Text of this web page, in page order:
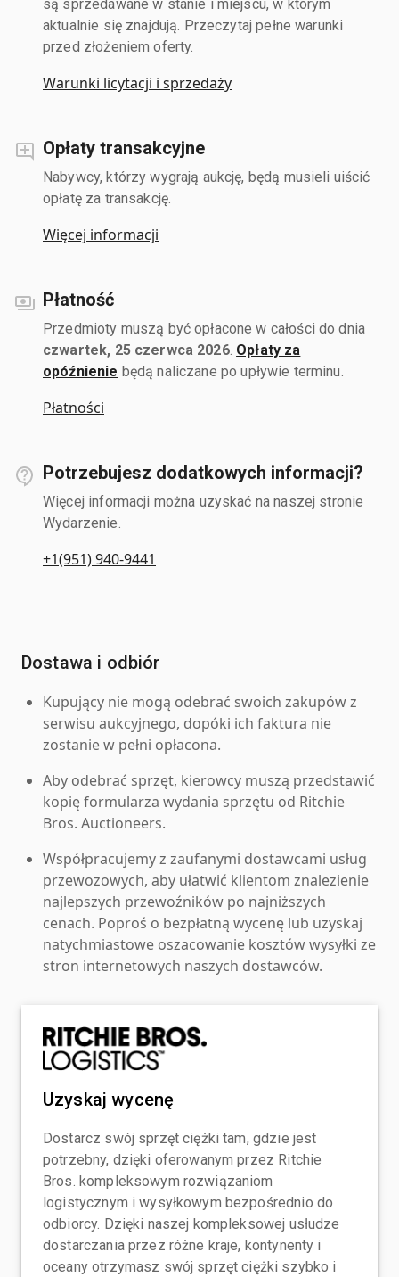
są sprzedawane w stanie i miejscu, w którym
aktualnie się znajdują. Przeczytaj pełne warunki
przed złożeniem oferty.
Warunki licytacji i sprzedaży
Opłaty transakcyjne
Nabywcy, którzy wygrają aukcję, będą musieli uiścić
opłatę za transakcję.
Więcej informacji
Płatność
Przedmioty muszą być opłacone w całości do dnia
czwartek, 25 czerwca 2026. Opłaty za
opóźnienie będą naliczane po upływie terminu.
Płatności
Potrzebujesz dodatkowych informacji?
Więcej informacji można uzyskać na naszej stronie
Wydarzenie.
+1(951) 940-9441
Dostawa i odbiór
Kupujący nie mogą odebrać swoich zakupów z
serwisu aukcyjnego, dopóki ich faktura nie
zostanie w pełni opłacona.
Aby odebrać sprzęt, kierowcy muszą przedstawić
kopię formularza wydania sprzętu od Ritchie
Bros. Auctioneers.
Współpracujemy z zaufanymi dostawcami usług
przewozowych, aby ułatwić klientom znalezienie
najlepszych przewoźników po najniższych
cenach. Poproś o bezpłatną wycenę lub uzyskaj
natychmiastowe oszacowanie kosztów wysyłki ze
stron internetowych naszych dostawców.
Uzyskaj wycenę
Dostarcz swój sprzęt ciężki tam, gdzie jest
potrzebny, dzięki oferowanym przez Ritchie
Bros. kompleksowym rozwiązaniom
logistycznym i wysyłkowym bezpośrednio do
odbiorcy. Dzięki naszej kompleksowej usłudze
dostarczania przez różne kraje, kontynenty i
oceany otrzymasz swój sprzęt ciężki szybko i